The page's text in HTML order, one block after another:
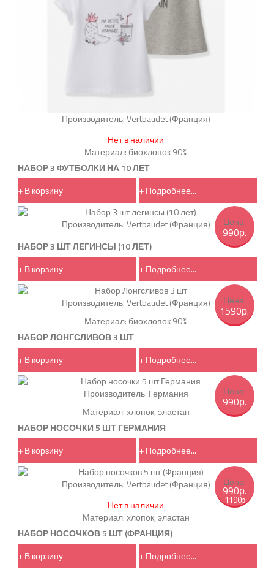
Производитель:Vertbaudet (Франция)
Нет в наличии
Материал: биохлопок 90%
НАБОР 3 ФУТБОЛКИ НА 10 ЛЕТ
+ В корзину
+ Подробнее...
Производитель:Vertbaudet (Франция) Цена:
990р.
НАБОР 3 ШТ ЛЕГИНСЫ (10 ЛЕТ)
+ В корзину
+ Подробнее...
Производитель:Vertbaudet (Франция) Цена:
1590р.
Материал: биохлопок 90%
НАБОР ЛОНГСЛИВОВ 3 ШТ
+ В корзину
+ Подробнее...
Производитель: Германия Цена:
990р.
Материал: хлопок, эластан
НАБОР НОСОЧКИ 5 ШТ ГЕРМАНИЯ
+ В корзину
+ Подробнее...
Производитель:Vertbaudet (Франция)
Нет в наличии
Цена:
990р.
1190р.
Материал: хлопок, эластан
НАБОР НОСОЧКОВ 5 ШТ (ФРАНЦИЯ)
+ В корзину
+ Подробнее...